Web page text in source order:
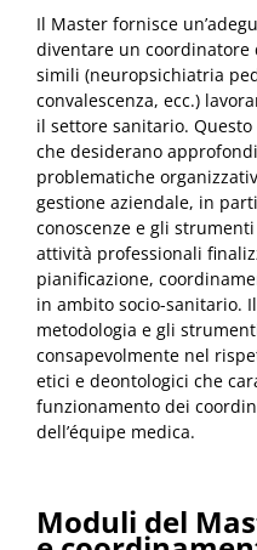
Il Master fornisce
diventare un coordinatore
simili (neuropsichiatria
convalescenza, ecc.)
il settore sanitario.
che desiderano
problematiche
gestione aziendale, in
conoscenze e gli
attività professionali
pianificazione,
in ambito socio-sanitario.
metodologia e gli
consapevolmente nel
etici e deontologici che
funzionamento dei
dell’équipe medica.
Moduli del